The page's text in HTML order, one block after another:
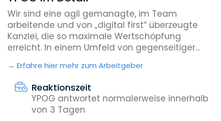
Wir sind eine agil gemanagte, im Team
arbeitende und von „digital first“ überzeugte
Kanzlei, die so maximale Wertschöpfung
erreicht. In einem Umfeld von gegenseitiger...
Erfahre hier mehr zum Arbeitgeber
Reaktionszeit
YPOG antwortet normalerweise innerhalb
von 3 Tagen